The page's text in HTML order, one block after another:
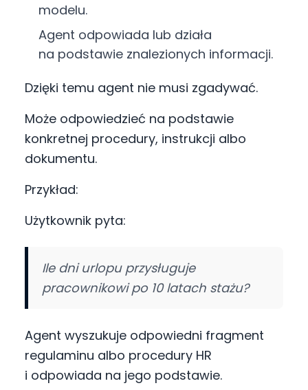
modelu.
Agent odpowiada lub działa
na podstawie znalezionych informacji.
Dzięki temu agent nie musi zgadywać.
Może odpowiedzieć na podstawie
konkretnej procedury, instrukcji albo
dokumentu.
Przykład:
Użytkownik pyta:
Ile dni urlopu przysługuje
pracownikowi po 10 latach stażu?
Agent wyszukuje odpowiedni fragment
regulaminu albo procedury HR
i odpowiada na jego podstawie.